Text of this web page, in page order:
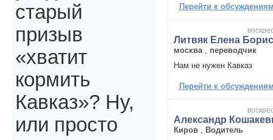
Перейти к
Литвяк Елена
москва
переводчик
Нам не нужен Кавказ
Перейти к
Александр
Киров
Водитель
старый
призыв
«хватит
кормить
Кавказ»? Ну,
или просто